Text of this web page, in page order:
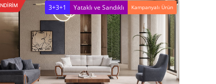
3+3+1 Yataklı ve Sandıklı Kampanyalı Ürün